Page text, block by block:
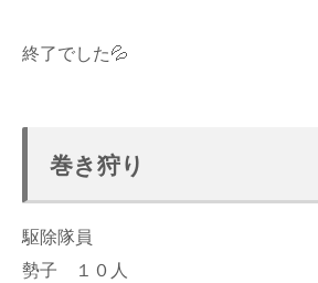
終了でした💦
巻き狩り
駆除隊員
勢子 １０人